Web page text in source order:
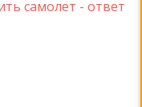
самолет - ответ